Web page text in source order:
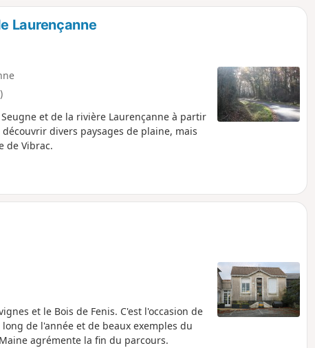
Laurençanne
et de la rivière Laurençanne à partir
divers paysages de plaine, mais
de Vibrac.
et le Bois de Fenis. C'est l'occasion de
de l'année et de beaux exemples du
agrémente la fin du parcours.